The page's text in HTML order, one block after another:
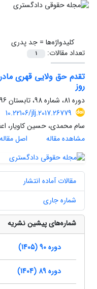
کلیدواژه‌ها =جد پدری
تعداد مقالات:
1
تقدم حق ولایی قهری
روز
دوره 81، شماره 98، تابستان 1396، صفحه
10.22106/jlj.2017.26779
سام محمدی، حسین کاویار،
مشاهده مقاله
اصل مقاله
مقالات آماده انتشار
شماره جاری
شماره‌های پیشین نشریه
دوره 90 (1405)
دوره 89 (1404)